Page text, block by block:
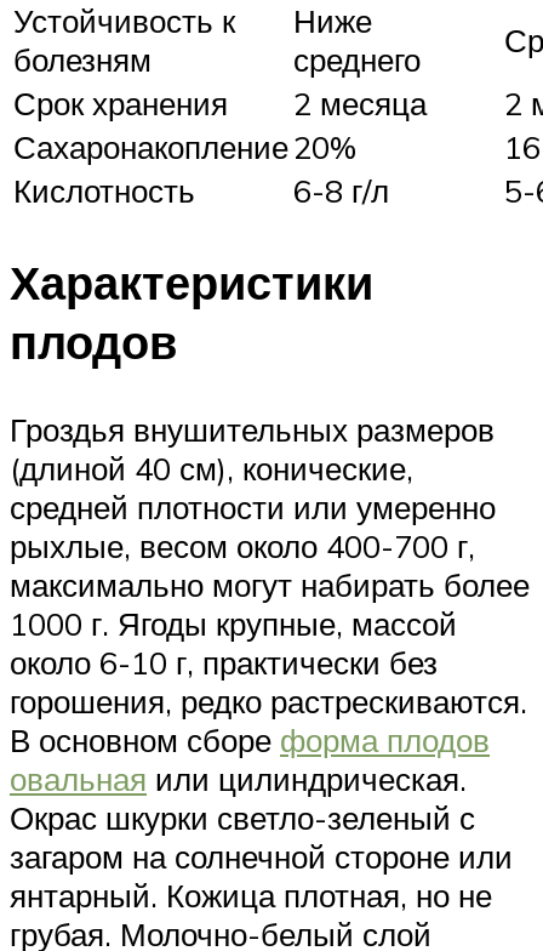
Устойчивость к
болезням
Ниже
среднего
Срок хранения
2 месяца
2
Сахаронакопление20%
Кислотность
6-8 г/л 5-
Характеристики
плодов
Гроздья внушительных размеров
(длиной 40 см), конические,
средней плотности или умеренно
рыхлые, весом около 400-700 г,
максимально могут набирать более
1000 г. Ягоды крупные, массой
около 6-10 г, практически без
горошения, редко растрескиваются.
В основном сборе форма плодов
овальная или цилиндрическая.
Окрас шкурки светло-зеленый с
загаром на солнечной стороне или
янтарный. Кожица плотная, но не
грубая. Молочно-белый слой